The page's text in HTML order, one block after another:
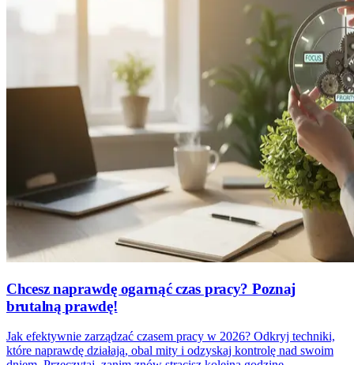
Chcesz naprawdę ogarnąć czas pracy? Poznaj
brutalną prawdę!
Jak efektywnie zarządzać czasem pracy w 2026? Odkryj techniki,
które naprawdę działają, obal mity i odzyskaj kontrolę nad swoim